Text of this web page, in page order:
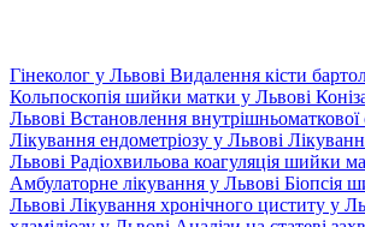
Гінеколог у Львові Видалення кісти
Кольпоскопія шийки матки у Львові
Львові Встановлення внутрішньоматкової
Лікування ендометріозу у Львові
Львові Радіохвильова коагуляція шийки
Амбулаторне лікування у Львові Біопсія
Львові Лікування хронічного циститу у